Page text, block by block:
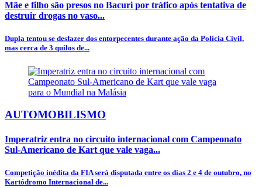
Mãe e filho são presos no Bacuri por tráfico após tentativa de
destruir drogas no vaso...
Dupla tentou se desfazer dos entorpecentes durante ação da Polícia Civil,
mas cerca de 3 quilos de...
AUTOMOBILISMO
Imperatriz entra no circuito internacional com Campeonato
Sul-Americano de Kart que vale vaga...
Competição inédita da FIA será disputada entre os dias 2 e 4 de outubro, no
Kartódromo Internacional de...